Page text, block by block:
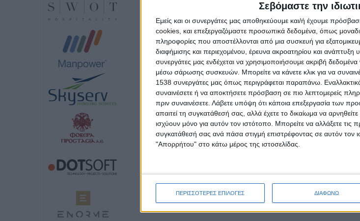
Σεβόμαστε την
Εμείς και οι συνεργάτες μας αποθηκεύουμε και/ή έχουμε
cookies, και επεξεργαζόμαστε προσωπικά δεδομένα, όπως
πληροφορίες που αποστέλλονται από μια συσκευή για
διαφήμισης και περιεχομένου, έρευνα ακροατηρίου και ανάπτυξη
συνεργάτες μας ενδέχεται να χρησιμοποιήσουμε ακριβή
μέσω σάρωσης συσκευών. Μπορείτε να κάνετε κλικ για να
1538 συνεργάτες μας όπως περιγράφεται παραπάνω.
συναινέσετε ή να αποκτήσετε πρόσβαση σε πιο λεπτομερείς
πριν συναινέσετε. Λάβετε υπόψη ότι κάποια επεξεργασία των
απαιτεί τη συγκατάθεσή σας, αλλά έχετε το δικαίωμα να
ισχύουν μόνο για αυτόν τον ιστότοπο. Μπορείτε να αλλάξετε τις
συγκατάθεσή σας ανά πάσα στιγμή επιστρέφοντας σε αυτόν τον
"Απορρήτου" στο κάτω μέρος της ιστοσελίδας.
ΠΕΡΙΣΣΟΤΕΡΕΣ ΕΠΙΛΟΓΕΣ ΔΙΑΦΩΝΩ